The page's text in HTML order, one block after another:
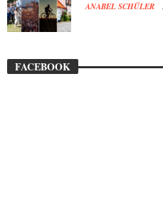
ANABEL SCHÜLER
FACEBOOK